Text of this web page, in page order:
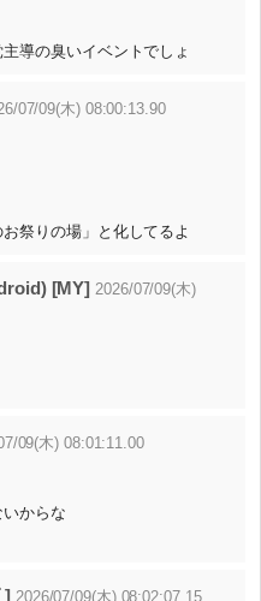
導の臭いイベントでしょ
07/09(木) 08:00:13.90
祭りの場」と化してるよ
[MY] 2026/07/09(木)
09(木) 08:01:11.00
からな
] 2026/07/09(木) 08:02:07.15